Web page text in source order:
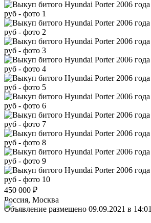
450 000 ₽
Россия, Москва
Объявление размещено 09.09.2021 в 14:01